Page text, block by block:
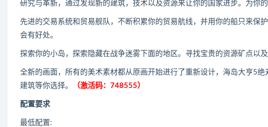
研究与革新，通过发现新的建筑，技术以及资源来让你的国家进步。为你
先进的交易系统和贸易舰队，不断积累你的贸易航线，并用你的船只来保
会有好处。
探索你的小岛，探索隐藏在战争迷雾下面的地区。寻找宝贵的资源矿点以
全新的画面，所有的美术素材都从原画开始进行了重新设计，海岛大亨5
建筑等你选择。
（激活码：748555）
配置要求
最低配置: